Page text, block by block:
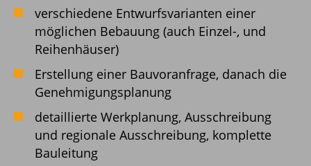
verschiedene Entwurfsvarianten einer
möglichen Bebauung (auch Einzel-, und
Reihenhäuser)
Erstellung einer Bauvoranfrage, danach die
Genehmigungsplanung
detaillierte Werkplanung, Ausschreibung
und regionale Ausschreibung, komplette
Bauleitung